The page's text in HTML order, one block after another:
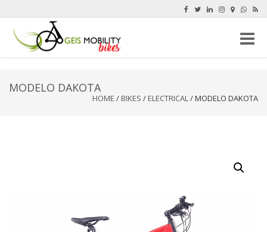
Toggle
MODELO DAKOTA
HOME / BIKES / ELECTRICAL/ MODELO DAKOTA